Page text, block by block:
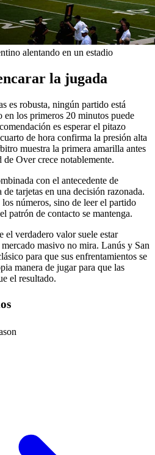
alentando en un estadio
la jugada
es robusta, ningún partido está
los primeros 20 minutos puede
es esperar el pitazo
de hora confirma la presión alta
muestra la primera amarilla antes
Over crece notablemente.
con el antecedente de
tarjetas en una decisión razonada.
números, sino de leer el partido
patrón de contacto se mantenga.
el verdadero valor suele estar
masivo no mira. Lanús y San
para que sus enfrentamientos se
manera de jugar para que las
el resultado.